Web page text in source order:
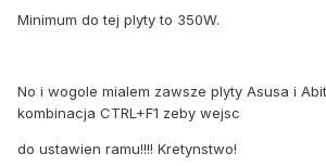
Minimum do tej plyty to 350W.
No i wogole mialem zawsze plyty Asusa i
kombinacja CTRL+F1 zeby wejsc
do ustawien ramu!!!! Kretynstwo!